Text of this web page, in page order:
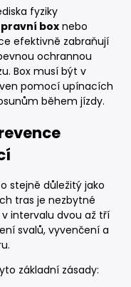
fyziky
boxnebo
efektivně zabraňují
ochrannou
Box musí být v
pomocí upínacích
během jízdy.
stejně důležitý jako
tras je nezbytné
intervalu dvou až tří
svalů, vyvenčení a
základní zásady: